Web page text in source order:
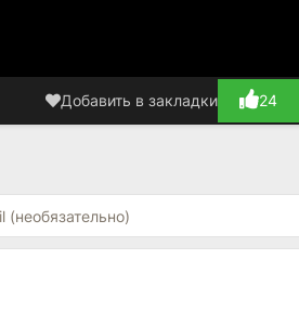
Добавить в закладки 24